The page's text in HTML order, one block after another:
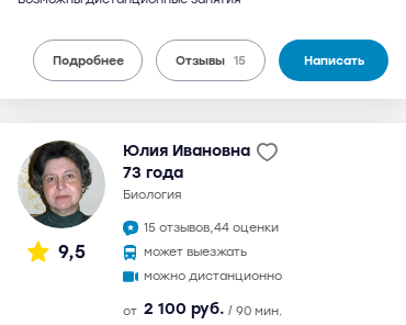
Подробнее Отзывы 15 Написать
9,5
Юлия Ивановна
73 года
биология
15 отзывов,44 оценки
может выезжать
можно дистанционно
от 2 100 руб. / 90 мин.